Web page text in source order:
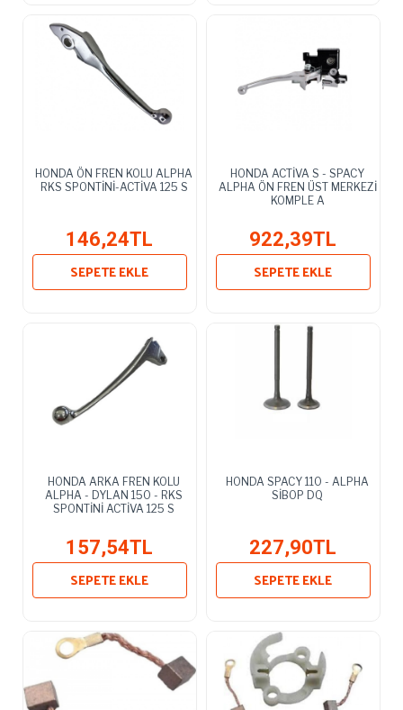
HONDA ÖN FREN KOLU ALPHA
RKS SPONTİNİ-ACTİVA 125 S
146,24TL
SEPETE EKLE
HONDA ACTİVA S - SPACY
ALPHA ÖN FREN ÜST MERKEZİ
KOMPLE A
922,39TL
SEPETE EKLE
HONDA ARKA FREN KOLU
ALPHA - DYLAN 150 - RKS
SPONTİNİ ACTİVA 125 S
157,54TL
SEPETE EKLE
HONDA SPACY 110 - ALPHA
SİBOP DQ
227,90TL
SEPETE EKLE